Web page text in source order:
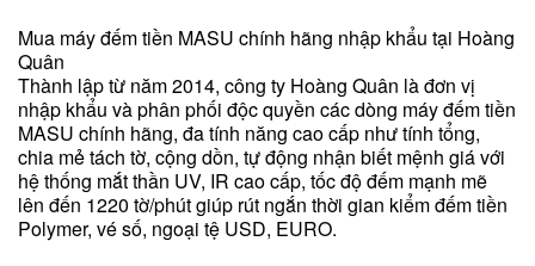
Mua máy đếm tiền MASU chính hãng nhập khẩu tại Hoàng
Quân
Thành lập từ năm 2014, công ty Hoàng Quân là đơn vị
nhập khẩu và phân phối độc quyền các dòng máy đếm tiền
MASU chính hãng, đa tính năng cao cấp như tính tổng,
chia mẻ tách tờ, cộng dồn, tự động nhận biết mệnh giá với
hệ thống mắt thần UV, IR cao cấp, tốc độ đếm mạnh mẽ
lên đến 1220 tờ/phút giúp rút ngắn thời gian kiểm đếm tiền
Polymer, vé số, ngoại tệ USD, EURO.